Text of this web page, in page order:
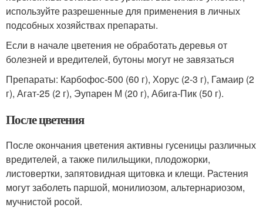
используйте разрешенные для применения в личных
подсобных хозяйствах препараты.
Если в начале цветения не обработать деревья от
болезней и вредителей, бутоны могут не завязаться
Препараты: Карбофос-500 (60 г), Хорус (2-3 г), Гамаир (2
г), Агат-25 (2 г), Эупарен М (20 г), Абига-Пик (50 г).
После цветения
После окончания цветения активны гусеницы различных
вредителей, а также пилильщики, плодожорки,
листовертки, запятовидная щитовка и клещи. Растения
могут заболеть паршой, монилиозом, альтернариозом,
мучнистой росой.